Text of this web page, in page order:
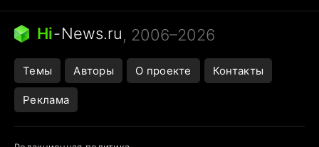
Бензин 100 и 95
Тунцы в океанариуме
Следующая пандемия
Hi-News.ru, 2006–2026
Темы Авторы О проекте Контакты
Реклама